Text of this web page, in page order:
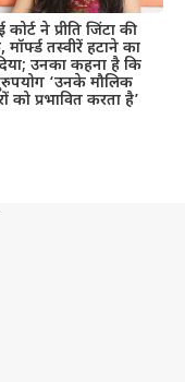
कोर्ट ने प्रीति जिंटा की
तस्वीरें हटाने का
उनका कहना है कि
‘उनके मौलिक
को प्रभावित करता है’